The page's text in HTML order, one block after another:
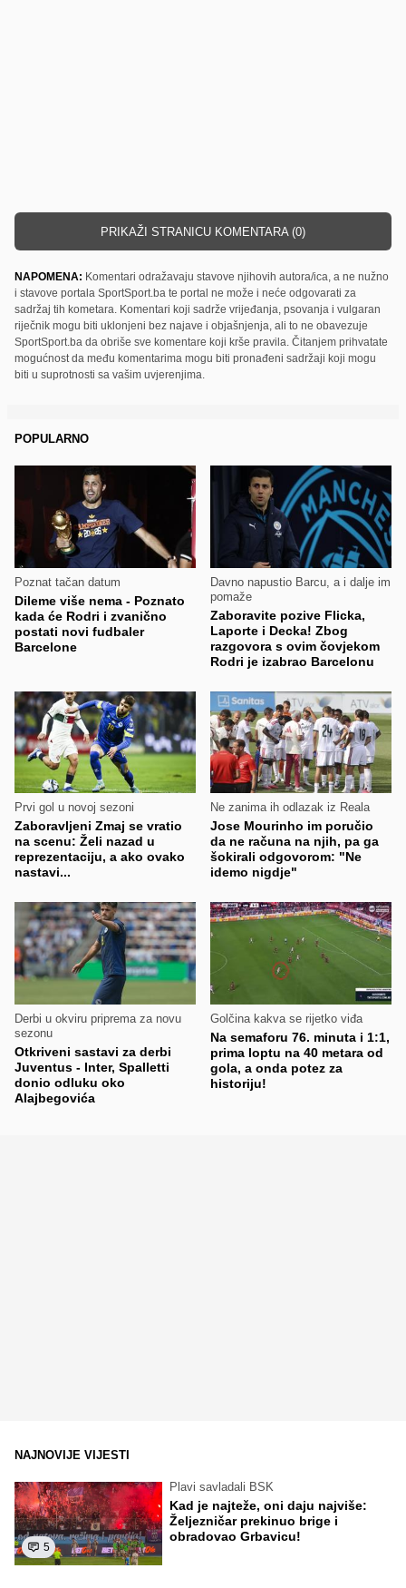
PRIKAŽI STRANICU KOMENTARA (0)
NAPOMENA: Komentari odražavaju stavove njihovih autora/ica, a ne nužno
i stavove portala SportSport.ba te portal ne može i neće odgovarati za
sadržaj tih kometara. Komentari koji sadrže vrijeđanja, psovanja i vulgaran
riječnik mogu biti uklonjeni bez najave i objašnjenja, ali to ne obavezuje
SportSport.ba da obriše sve komentare koji krše pravila. Čitanjem prihvatate
mogućnost da među komentarima mogu biti pronađeni sadržaji koji mogu
biti u suprotnosti sa vašim uvjerenjima.
POPULARNO
Poznat tačan datum
Dileme više nema - Poznato
kada će Rodri i zvanično
postati novi fudbaler
Barcelone
Davno napustio Barcu, a i dalje im
pomaže
Zaboravite pozive Flicka,
Laporte i Decka! Zbog
razgovora s ovim čovjekom
Rodri je izabrao Barcelonu
Prvi gol u novoj sezoni
Zaboravljeni Zmaj se vratio
na scenu: Želi nazad u
reprezentaciju, a ako ovako
nastavi...
Ne zanima ih odlazak iz Reala
Jose Mourinho im poručio
da ne računa na njih, pa ga
šokirali odgovorom: "Ne
idemo nigdje"
Derbi u okviru priprema za novu
sezonu
Otkriveni sastavi za derbi
Juventus - Inter, Spalletti
donio odluku oko
Alajbegovića
Golčina kakva se rijetko viđa
Na semaforu 76. minuta i 1:1,
prima loptu na 40 metara od
gola, a onda potez za
historiju!
NAJNOVIJE VIJESTI
5
Plavi savladali BSK
Kad je najteže, oni daju najviše:
Željezničar prekinuo brige i
obradovao Grbavicu!